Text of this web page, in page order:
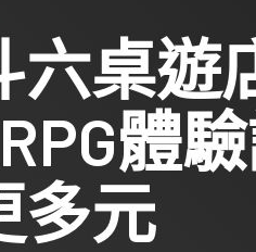
六桌遊
體
多元